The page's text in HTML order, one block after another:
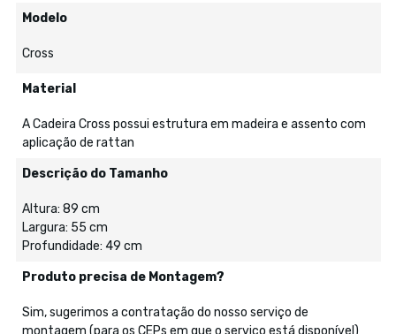
Modelo
Cross
Material
A Cadeira Cross possui estrutura em madeira e assento com
aplicação de rattan
Descrição do Tamanho
Altura: 89 cm
Largura: 55 cm
Profundidade: 49 cm
Produto precisa de Montagem?
Sim, sugerimos a contratação do nosso serviço de
montagem (para os CEPs em que o serviço está disponível)